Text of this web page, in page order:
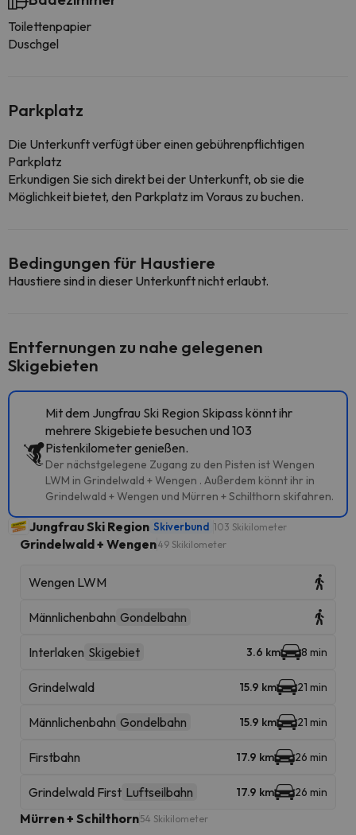
Toilettenpapier
Duschgel
Parkplatz
Die Unterkunft verfügt über einen gebührenpflichtigen
Parkplatz
Erkundigen Sie sich direkt bei der Unterkunft, ob sie die
Möglichkeit bietet, den Parkplatz im Voraus zu buchen.
Bedingungen für Haustiere
Haustiere sind in dieser Unterkunft nicht erlaubt.
Entfernungen zu nahe gelegenen
Skigebieten
Mit dem Jungfrau Ski Region Skipass könnt ihr
mehrere Skigebiete besuchen und 103
Pistenkilometer genießen.
Der nächstgelegene Zugang zu den Pisten ist Wengen
LWM in Grindelwald + Wengen . Außerdem könnt ihr in
Grindelwald + Wengen und Mürren + Schilthorn skifahren.
Jungfrau Ski Region Skiverbund 103 Skikilometer
Grindelwald + Wengen49 Skikilometer
Wengen LWM
Männlichenbahn Gondelbahn
Interlaken Skigebiet 3.6 km 8 min
Grindelwald 15.9 km 21 min
Männlichenbahn Gondelbahn 15.9 km 21 min
Firstbahn 17.9 km 26 min
Grindelwald First Luftseilbahn 17.9 km 26 min
Mürren + Schilthorn54 Skikilometer